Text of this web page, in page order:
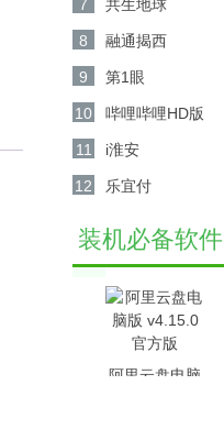
7 共生地球
8 融通揭西
9 第1眼
10 哔哩哔哩HD版
11 i淮安
12 乐宜付
装机必备软件
阿里云盘电脑